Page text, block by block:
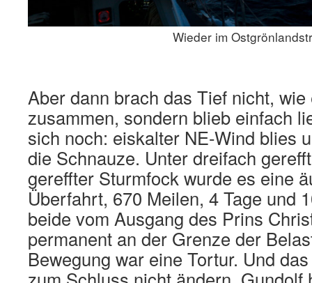
Wieder im
Aber dann brach das Tief nicht,
zusammen, sondern blieb einfach
sich noch: eiskalter NE-Wind blies
die Schnauze. Unter dreifach
gereffter Sturmfock wurde es eine
Überfahrt, 670 Meilen, 4 Tage und
beide vom Ausgang des Prins
permanent an der Grenze der
Bewegung war eine Tortur. Und